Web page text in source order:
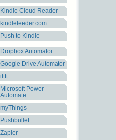
Kindle Cloud Reader
kindlefeeder.com
Push to Kindle
Dropbox Automator
Google Drive Automator
ifttt
Microsoft Power
Automate
myThings
Pushbullet
Zapier